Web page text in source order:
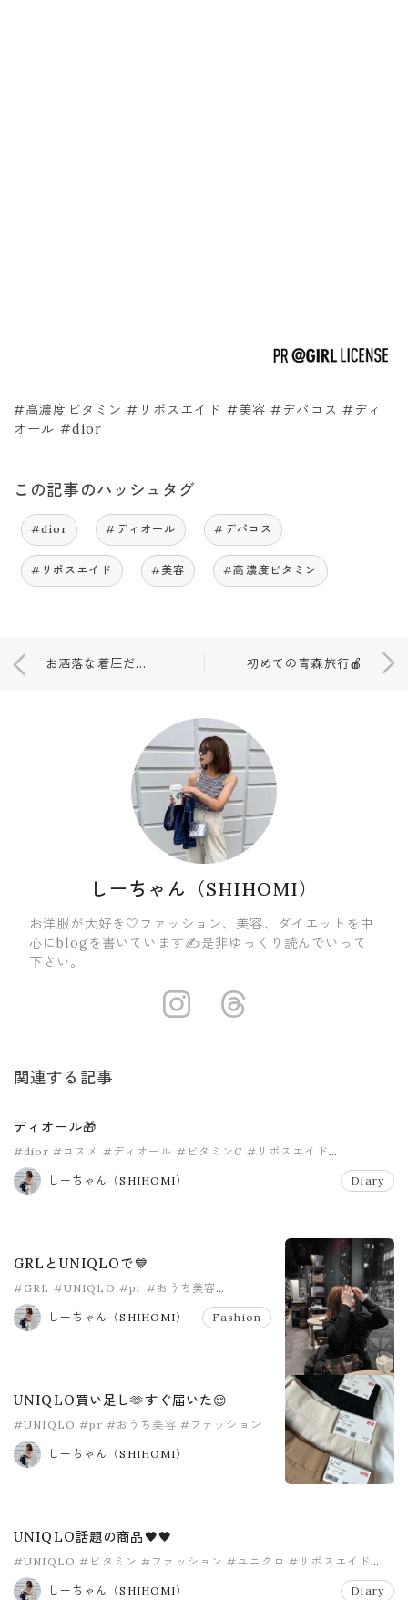
#高濃度ビタミン #リポスエイド #美容 #デパコス #ディ
オール #dior
この記事のハッシュタグ
#dior #ディオール #デパコス
#リポスエイド #美容 #高濃度ビタミン
お洒落な着圧だからすき🫠🫠 初めての青森旅行🍎
しーちゃん（SHIHOMI）
お洋服が大好き🤍ファッション、美容、ダイエットを中
心にblogを書いています✍️是非ゆっくり読んでいって
下さい。
https://
関連する記事
ディオール🎁
#dior #コスメ #ディオール #ビタミンC #リポスエイド
#高濃度ビタミン
しーちゃん（SHIHOMI）
Diary
GRLとUNIQLOで💙
#GRL #UNIQLO #pr #おうち美容
#ファッション
しーちゃん（SHIHOMI）
Fashion
UNIQLO買い足し🫶すぐ届いた😌
#UNIQLO #pr #おうち美容 #ファッション
#ユニクロ
しーちゃん（SHIHOMI）
UNIQLO話題の商品🖤🖤
#UNIQLO #ビタミン #ファッション #ユニクロ #リポスエイド
#美容
しーちゃん（SHIHOMI）
Diary